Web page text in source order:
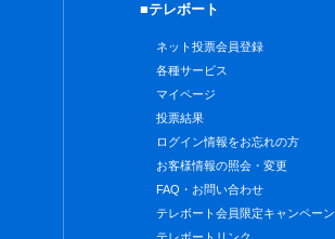
■テレボート
ネット投票会員登録
各種サービス
マイページ
投票結果
ログイン情報をお忘れの方
お客様情報の照会・変更
FAQ・お問い合わせ
テレボート会員限定キャンペーン